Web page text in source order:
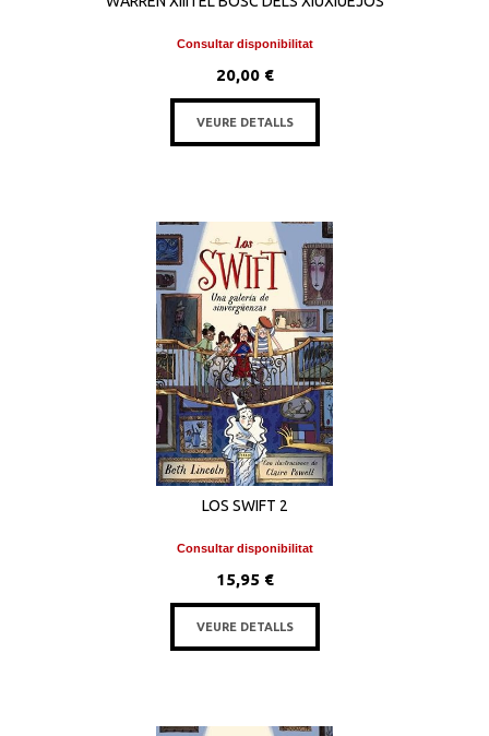
Consultar disponibilitat
20,00 €
VEURE DETALLS
LOS SWIFT 2
Consultar disponibilitat
15,95 €
VEURE DETALLS